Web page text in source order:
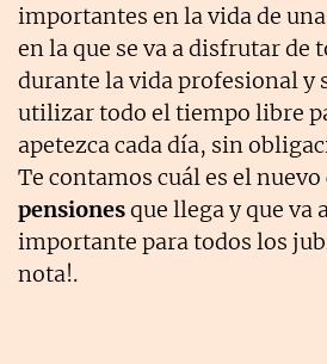
importantes en la vida de
en la que se va a disfrutar de
durante la vida profesional y
utilizar todo el tiempo libre
apetezca cada día, sin
Te contamos cuál es el nuevo
pensionesque llega y que va
importante para todos los
nota!.